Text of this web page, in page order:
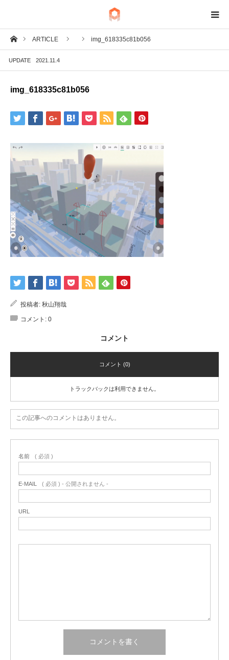
ホームARTICLE img_618335c81b056
UPDATE 2021.11.4
img_618335c81b056
投稿者: 秋山翔哉
コメント: 0
コメント
コメント (0)
トラックバックは利用できません。
この記事へのコメントはありません。
名前 ( 必須 )
E-MAIL ( 必須 ) - 公開されません -
URL
BIM
IoT